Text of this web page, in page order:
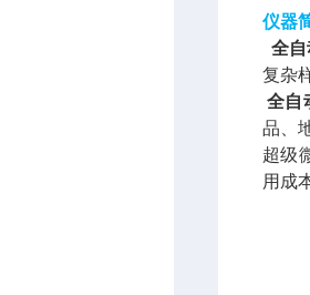
仪器
全
复杂
全自
品、
超级
用成